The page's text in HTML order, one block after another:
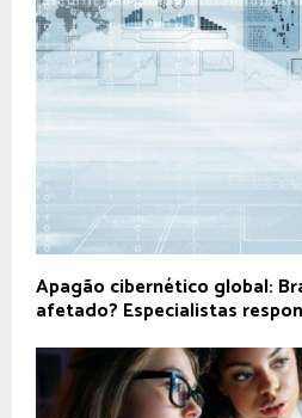
Apagão cibernético global:
afetado? Especialistas